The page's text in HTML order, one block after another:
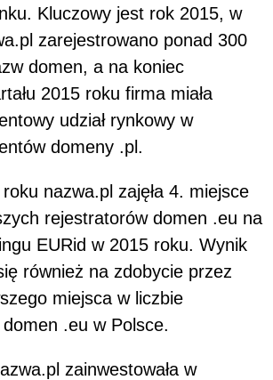
Kluczowy jest rok 2015, w
zarejestrowano ponad 300
domen, a na koniec
2015 roku firma miała
udział rynkowy w
domeny .pl.
nazwa.pl zajęła 4. miejsce
rejestratorów domen .eu na
EURid w 2015 roku. Wynik
również na zdobycie przez
miejsca w liczbie
domen .eu w Polsce.
zainwestowała w